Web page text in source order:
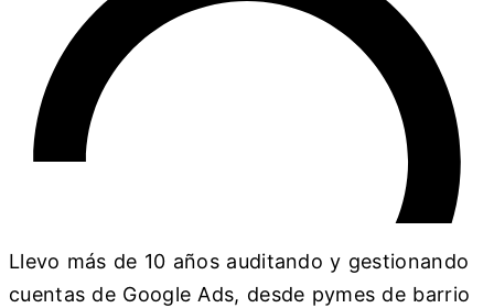
Llevo más de 10 años auditando y gestionando
cuentas de Google Ads, desde pymes de barrio